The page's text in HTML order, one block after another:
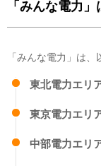
FIT電気(太陽光)
「みんな電力
「みんな電力」は
東北電力エリ
東京電力エリ
中部電力エリ